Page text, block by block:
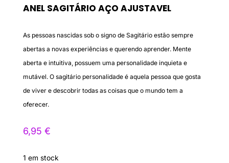
ANEL SAGITÁRIO AÇO AJUSTAVEL
As pessoas nascidas sob o signo de Sagitário estão sempre
abertas a novas experiências e querendo aprender. Mente
aberta e intuitiva, possuem uma personalidade inquieta e
mutável. O sagitário personalidade é aquela pessoa que gosta
de viver e descobrir todas as coisas que o mundo tem a
oferecer.
6,95 €
1 em stock